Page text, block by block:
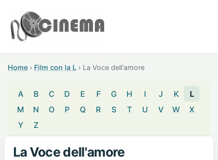
Home › Film con la L › La Voce dell'amore
A B C D E F G H I J K
L
M
N O P Q R S T U V W
X
Y
Z
La Voce dell'amore